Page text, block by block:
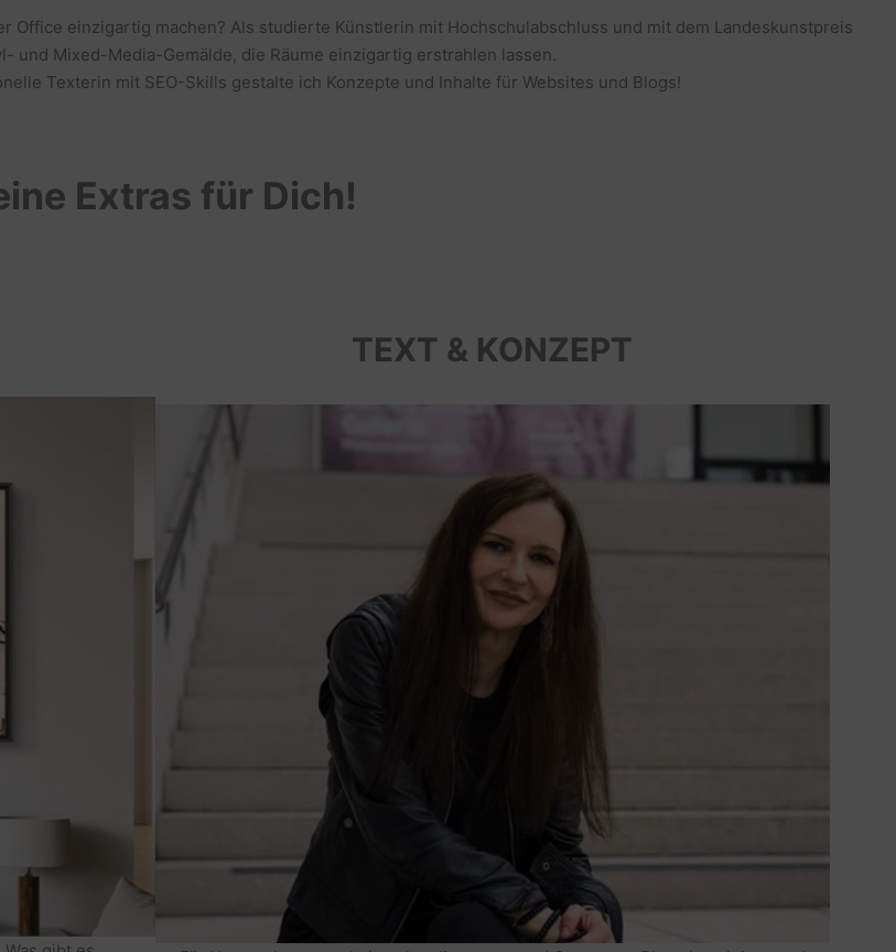
Office einzigartig machen? Als studierte Künstlerin mit Hochschulabschluss und mit dem Landeskunstpreis
und Mixed-Media-Gemälde, die Räume einzigartig erstrahlen lassen.
Texterin mit SEO-Skills gestalte ich Konzepte und Inhalte für Websites und Blogs!
Extras für Dich!
TEXT & KONZEPT